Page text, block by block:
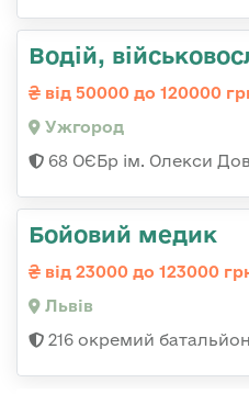
Водій,
від 50000 до 120000
Ужгород
68 ОЄБр ім. Олекси
Бойовий медик
від 23000 до 123000
Львів
216 окремий